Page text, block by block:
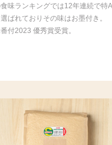
味ランキングでは12年連続で特A
ばれておりその味はお墨付き。
付2023 優秀賞受賞。